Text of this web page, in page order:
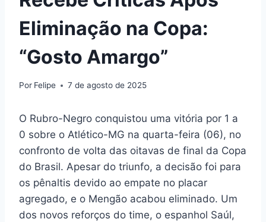
Eliminação na Copa:
“Gosto Amargo”
Por Felipe 7 de agosto de 2025
O Rubro-Negro conquistou uma vitória por 1 a
0 sobre o Atlético-MG na quarta-feira (06), no
confronto de volta das oitavas de final da Copa
do Brasil. Apesar do triunfo, a decisão foi para
os pênaltis devido ao empate no placar
agregado, e o Mengão acabou eliminado. Um
dos novos reforços do time, o espanhol Saúl,